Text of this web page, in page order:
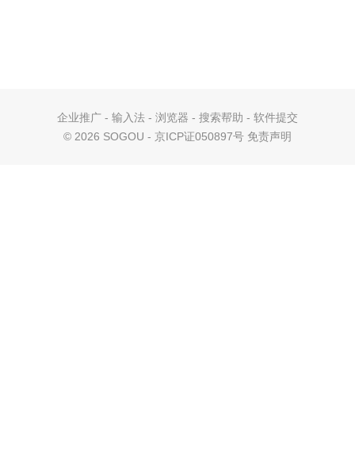
企业推广 - 输入法 - 浏览器 - 搜索帮助 - 软件提交
© 2026 SOGOU - 京ICP证050897号 免责声明